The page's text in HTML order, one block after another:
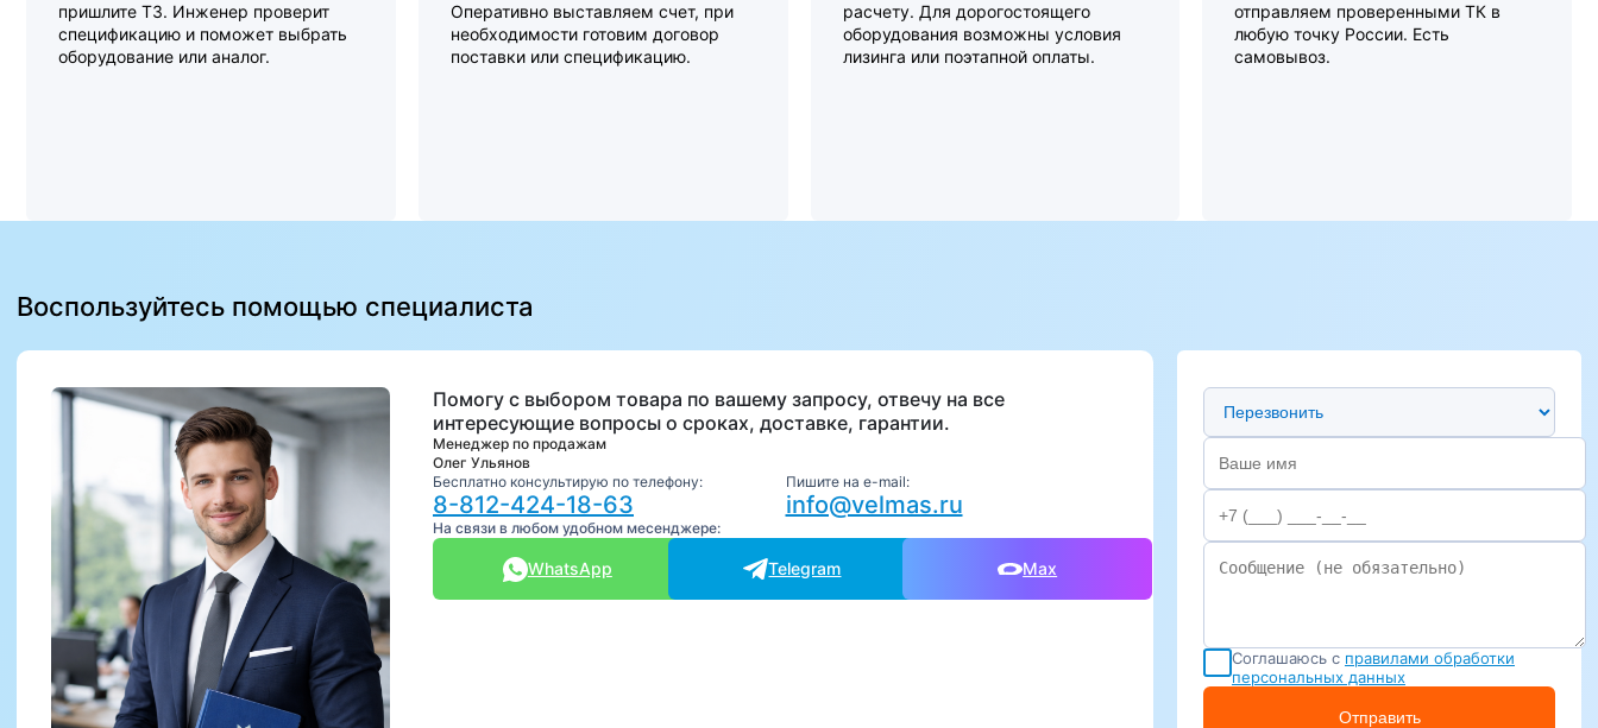
пришлите ТЗ. Инженер проверит
спецификацию и поможет выбрать
оборудование или аналог.
Оперативно выставляем счет, при
необходимости готовим договор
поставки или спецификацию.
расчету. Для дорогостоящего
оборудования возможны условия
лизинга или поэтапной оплаты.
отправляем проверенными ТК в
любую точку России. Есть
самовывоз.
Воспользуйтесь помощью специалиста
Помогу с выбором товара по вашему запросу, отвечу на все
интересующие вопросы о сроках, доставке, гарантии.
Менеджер по продажам
Олег Ульянов
Бесплатно консультирую по телефону:
8-812-424-18-63
Пишите на e-mail:
info@velmas.ru
На связи в любом удобном месенджере:
WhatsApp Telegram Max
Предпочтительный способ связи
Соглашаюсь с правилами обработки
персональных данных
Отправить